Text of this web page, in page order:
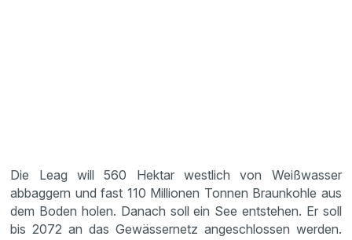
Die Leag will 560 Hektar westlich von Weißwasser
abbaggern und fast 110 Millionen Tonnen Braunkohle aus
dem Boden holen. Danach soll ein See entstehen. Er soll
bis 2072 an das Gewässernetz angeschlossen werden.